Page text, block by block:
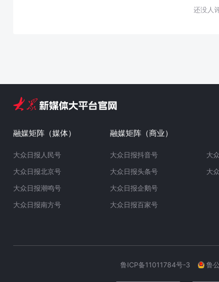
还没人
融媒矩阵（媒体）
大众日报人民号
大众日报北京号
大众日报潮鸣号
大众日报南方号
融媒矩阵（商业）
大众日报抖音号
大众日报头条号
大众日报企鹅号
大众日报百家号
大
大
鲁ICP备11011784号-3 鲁